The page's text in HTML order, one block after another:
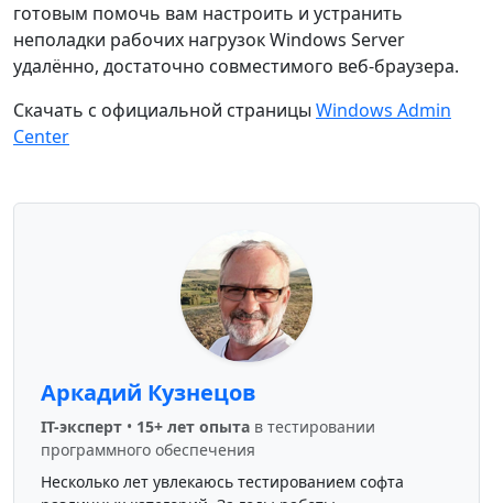
готовым помочь вам настроить и устранить
неполадки рабочих нагрузок Windows Server
удалённо, достаточно совместимого веб-браузера.
Скачать с официальной страницы Windows Admin
Center
Аркадий Кузнецов
IT-эксперт • 15+ лет опыта в тестировании
программного обеспечения
Несколько лет увлекаюсь тестированием софта